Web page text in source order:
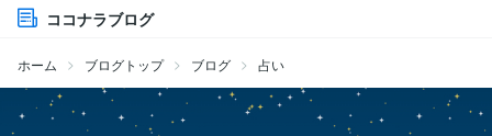
ココナラブログ
ホーム ブログトップ ブログ 占い